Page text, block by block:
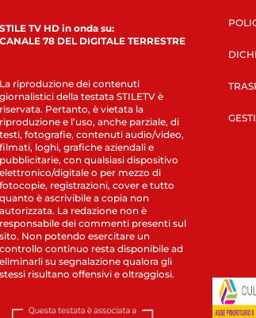
STILE TV HD in onda su:
CANALE 78 DEL DIGITALE TERRESTRE
La riproduzione dei contenuti
giornalistici della testata STILETV è
riservata. Pertanto, è vietata la
riproduzione e l’uso, anche parziale, di
testi, fotografie, contenuti audio/video,
filmati, loghi, grafiche aziendali e
pubblicitarie, con qualsiasi dispositivo
elettronico/digitale o per mezzo di
fotocopie, registrazioni, cover e tutto
quanto è ascrivibile a copia non
autorizzata. La redazione non è
responsabile dei commenti presenti sul
sito. Non potendo esercitare un
controllo continuo resta disponibile ad
eliminarli su segnalazione qualora gli
stessi risultano offensivi e oltraggiosi.